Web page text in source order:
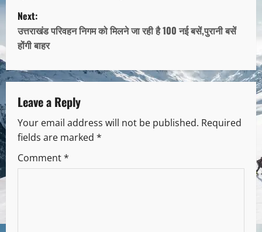
Next:
उत्तराखंड परिवहन निगम को मिलने जा रही है 100 नई बसें,पुरानी बसें
होंगी बाहर
Leave a Reply
Your email address will not be published. Required
fields are marked *
Comment*